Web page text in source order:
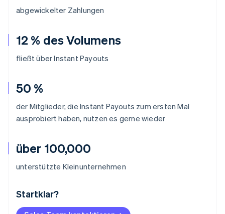
abgewickelter Zahlungen
12 % des Volumens
fließt über Instant Payouts
50 %
der Mitglieder, die Instant Payouts zum ersten Mal
ausprobiert haben, nutzen es gerne wieder
über 100,000
unterstützte Kleinunternehmen
Startklar?
Australien